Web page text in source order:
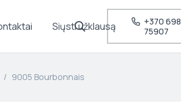
Siųsti užklausą
+370 698
75907
/ 9005 Bourbonnais